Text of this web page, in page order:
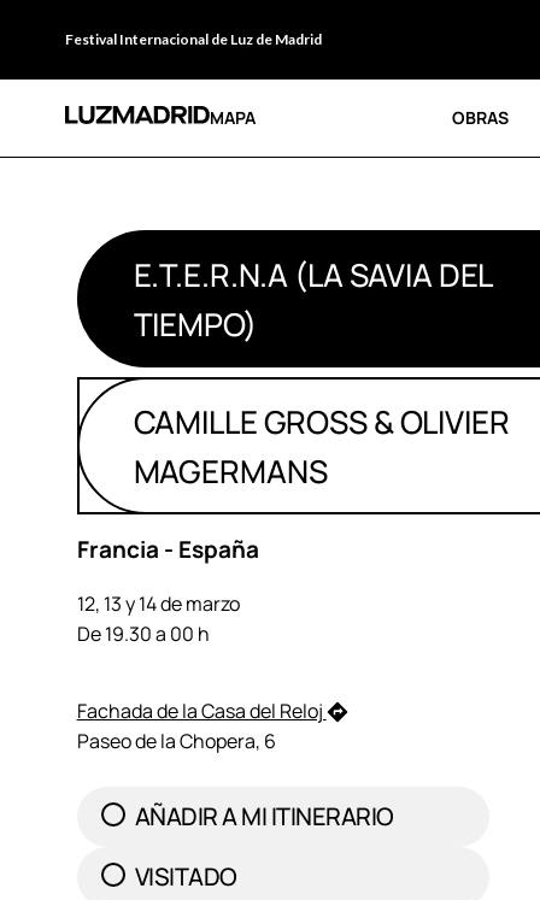
Festival Internacional de Luz de Madrid
MAPA OBRAS
E.T.E.R.N.A (LA SAVIA DEL
TIEMPO)
CAMILLE GROSS & OLIVIER
MAGERMANS
Francia - España
12, 13 y 14 de marzo
De 19.30 a 00 h
Fachada de la Casa del Reloj
Paseo de la Chopera, 6
AÑADIR A MI ITINERARIO
VISITADO